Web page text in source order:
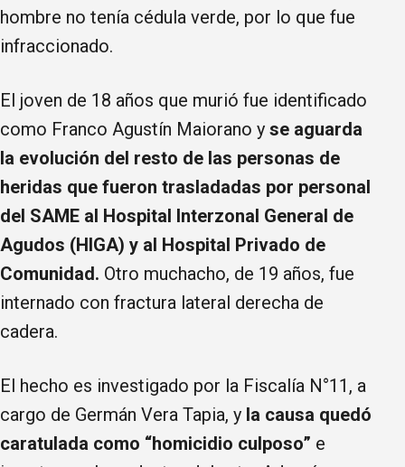
hombre no tenía cédula verde, por lo que fue
infraccionado.
El joven de 18 años que murió fue identificado
como Franco Agustín Maiorano y se aguarda
la evolución del resto de las personas de
heridas que fueron trasladadas por personal
del SAME al Hospital Interzonal General de
Agudos (HIGA) y al Hospital Privado de
Comunidad. Otro muchacho, de 19 años, fue
internado con fractura lateral derecha de
cadera.
El hecho es investigado por la Fiscalía N°11, a
cargo de Germán Vera Tapia, y la causa quedó
caratulada como “homicidio culposo” e